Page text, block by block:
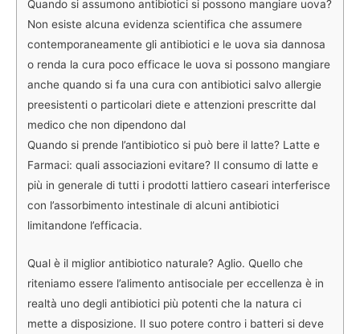
Quando si assumono antibiotici si possono mangiare uova?
Non esiste alcuna evidenza scientifica che assumere
contemporaneamente gli antibiotici e le uova sia dannosa
o renda la cura poco efficace le uova si possono mangiare
anche quando si fa una cura con antibiotici salvo allergie
preesistenti o particolari diete e attenzioni prescritte dal
medico che non dipendono dal
Quando si prende l’antibiotico si può bere il latte? Latte e
Farmaci: quali associazioni evitare? Il consumo di latte e
più in generale di tutti i prodotti lattiero caseari interferisce
con l’assorbimento intestinale di alcuni antibiotici
limitandone l’efficacia.
Qual è il miglior antibiotico naturale? Aglio. Quello che
riteniamo essere l’alimento antisociale per eccellenza è in
realtà uno degli antibiotici più potenti che la natura ci
mette a disposizione. Il suo potere contro i batteri si deve